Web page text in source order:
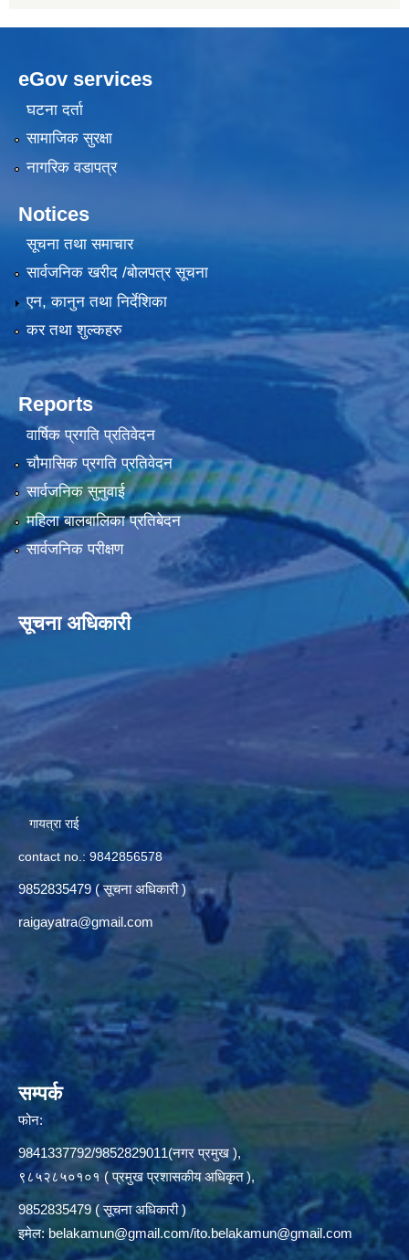
eGov services
घटना दर्ता
सामाजिक सुरक्षा
नागरिक वडापत्र
Notices
सूचना तथा समाचार
सार्वजनिक खरीद /बोलपत्र सूचना
एन, कानुन तथा निर्देशिका
कर तथा शुल्कहरु
Reports
वार्षिक प्रगति प्रतिवेदन
चौमासिक प्रगति प्रतिवेदन
सार्वजनिक सुनुवाई
महिला बालबालिका प्रतिबेदन
सार्वजनिक परीक्षण
सूचना अधिकारी
गायत्रा राई
contact no.: 9842856578
9852835479 ( सूचना अधिकारी )
raigayatra@gmail.com
सम्पर्क
फोन:
9841337792/9852829011(नगर प्रमुख ),
९८५२८५०१०१ ( प्रमुख प्रशासकीय अधिकृत ),
9852835479 ( सूचना अधिकारी )
इमेल:belakamun@gmail.com/ito.belakamun@gmail.com